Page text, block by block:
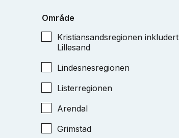
Område
Kristiansandsregionen inkludert
Lillesand
Lindesnesregionen
Listerregionen
Arendal
Grimstad